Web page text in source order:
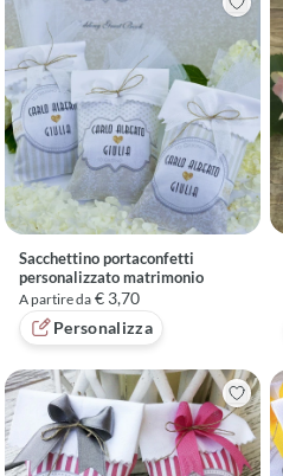
Sacchettino portaconfetti
personalizzato matrimonio
A partire da € 3,70
Personalizza